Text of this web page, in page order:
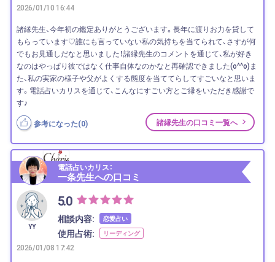
2026/01/10 16:44
諸縁先生、今年初の鑑定ありがとうございます。長年に渡りお力を貸して
もらっています♡誰にも言っていない私の気持ちを当てられて、さすが何
でもお見通しだなと思いました！諸縁先生のコメントを通じて、私が好き
なのはやっぱり彼ではなく仕事自体なのかなと再確認できました(o^^o)ま
た、私の実家の様子や父がよくする態度を当ててらしてすごいなと思いま
す。電話占いカリスを通じて、こんなにすごい方とご縁をいただき感謝で
す♪
参考になった(0) 諸縁先生の口コミ一覧へ
電話占いカリス：
一条先生への口コミ
YY
5.0
相談内容: 恋愛占い
使用占術: リーディング
2026/01/08 17:42